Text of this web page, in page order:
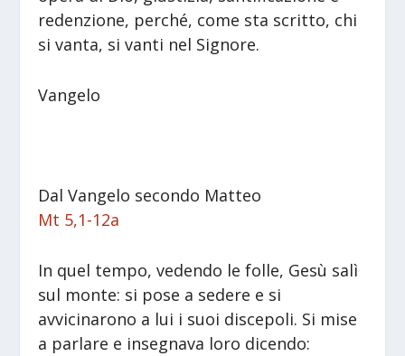
redenzione, perché, come sta scritto, chi
si vanta, si vanti nel Signore.
Vangelo
Dal Vangelo secondo Matteo
Mt 5,1-12a
In quel tempo, vedendo le folle, Gesù salì
sul monte: si pose a sedere e si
avvicinarono a lui i suoi discepoli. Si mise
a parlare e insegnava loro dicendo: